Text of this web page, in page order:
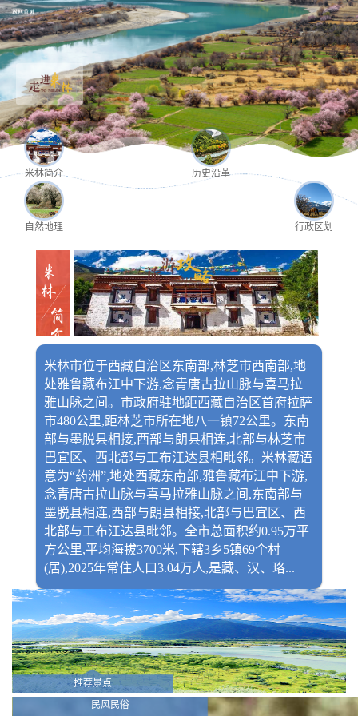
米林简介 历史沿革
自然地理 行政区划
米林市位于西藏自治区东南部,林芝市西南部,地
处雅鲁藏布江中下游,念青唐古拉山脉与喜马拉
雅山脉之间。市政府驻地距西藏自治区首府拉萨
市480公里,距林芝市所在地八一镇72公里。东南
部与墨脱县相接,西部与朗县相连,北部与林芝市
巴宜区、西北部与工布江达县相毗邻。米林藏语
意为“药洲”,地处西藏东南部,雅鲁藏布江中下游,
念青唐古拉山脉与喜马拉雅山脉之间,东南部与
墨脱县相连,西部与朗县相接,北部与巴宜区、西
北部与工布江达县毗邻。全市总面积约0.95万平
方公里,平均海拔3700米,下辖3乡5镇69个村
(居),2025年常住人口3.04万人,是藏、汉、珞...
推荐景点
民风民俗